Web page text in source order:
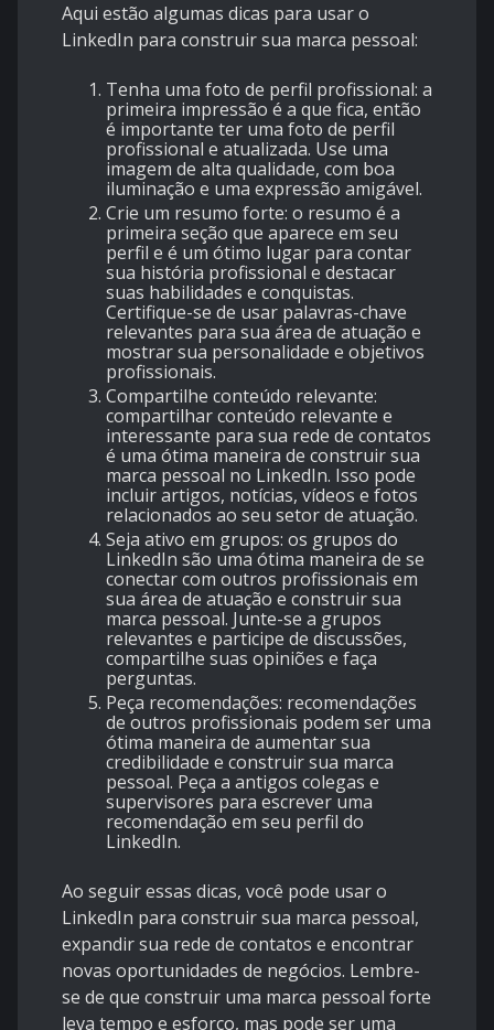
Aqui estão algumas dicas para usar o
LinkedIn para construir sua marca pessoal:
Tenha uma foto de perfil profissional: a
primeira impressão é a que fica, então
é importante ter uma foto de perfil
profissional e atualizada. Use uma
imagem de alta qualidade, com boa
iluminação e uma expressão amigável.
Crie um resumo forte: o resumo é a
primeira seção que aparece em seu
perfil e é um ótimo lugar para contar
sua história profissional e destacar
suas habilidades e conquistas.
Certifique-se de usar palavras-chave
relevantes para sua área de atuação e
mostrar sua personalidade e objetivos
profissionais.
Compartilhe conteúdo relevante:
compartilhar conteúdo relevante e
interessante para sua rede de contatos
é uma ótima maneira de construir sua
marca pessoal no LinkedIn. Isso pode
incluir artigos, notícias, vídeos e fotos
relacionados ao seu setor de atuação.
Seja ativo em grupos: os grupos do
LinkedIn são uma ótima maneira de se
conectar com outros profissionais em
sua área de atuação e construir sua
marca pessoal. Junte-se a grupos
relevantes e participe de discussões,
compartilhe suas opiniões e faça
perguntas.
Peça recomendações: recomendações
de outros profissionais podem ser uma
ótima maneira de aumentar sua
credibilidade e construir sua marca
pessoal. Peça a antigos colegas e
supervisores para escrever uma
recomendação em seu perfil do
LinkedIn.
Ao seguir essas dicas, você pode usar o
LinkedIn para construir sua marca pessoal,
expandir sua rede de contatos e encontrar
novas oportunidades de negócios. Lembre-
se de que construir uma marca pessoal forte
leva tempo e esforço, mas pode ser uma